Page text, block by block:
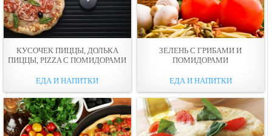
КУСОЧЕК ПИЦЦЫ, ДОЛЬКА
ПИЦЦЫ, PIZZA С ПОМИДОРАМИ
ЕДА И НАПИТКИ
ЗЕЛЕНЬ С ГРИБАМИ И
ПОМИДОРАМИ
ЕДА И НАПИТКИ